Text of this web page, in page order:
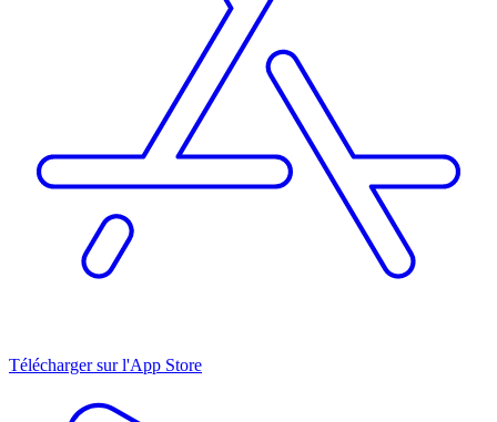
Télécharger sur l'App Store